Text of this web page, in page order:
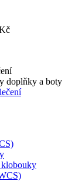
doplňky a boty